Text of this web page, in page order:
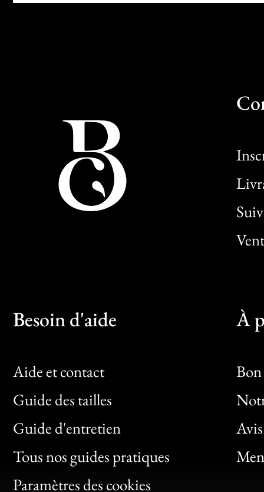
Besoin d'aide
Aide et contact
Guide des tailles
Guide d'entretien
Tous nos guides pratiques
Paramètres des cookies
À
Bon
Clic